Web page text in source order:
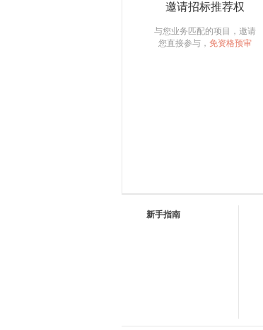
邀请招标推荐权
与您业务匹配的项目，邀请
您直接参与， 免资格预审
新手指南